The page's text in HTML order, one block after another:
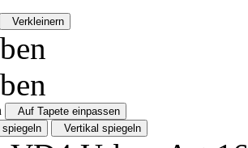
Verkleinern
Auf Tapete einpassen
spiegeln Vertikal spiegeln